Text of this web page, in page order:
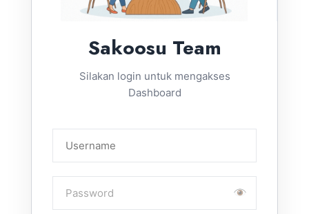
Sakoosu Team
Silakan login untuk mengakses
Dashboard